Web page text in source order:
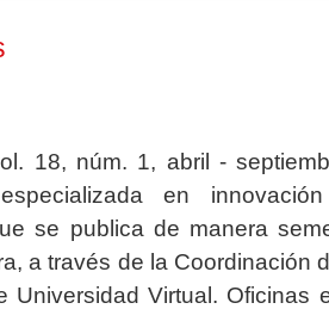
18, núm. 1, abril -
en
se publica de manera
a través de la Coordinación
Universidad Virtual. Oficinas